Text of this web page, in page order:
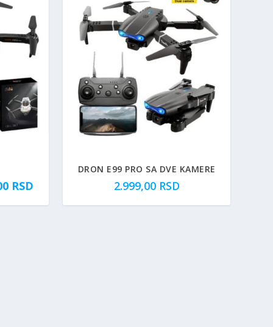
RSD
DRON E99 PRO SA DVE KAMERE
2.999,00 RSD